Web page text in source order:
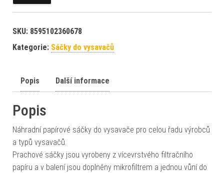
SKU: 8595102360678
Kategorie: Sáčky do vysavačů
Popis Další informace
Popis
Náhradní papírové sáčky do vysavače pro celou řadu výrobců
a typů vysavačů.
Prachové sáčky jsou vyrobeny z vícevrstvého filtračního
papíru a v balení jsou doplněny mikrofiltrem a jednou vůní do